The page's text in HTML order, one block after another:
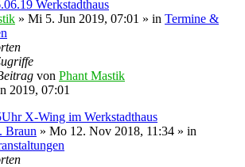
Werkstadthaus
» Mi 5. Jun 2019, 07:01 » in Termine &
von Phant Mastik
2019, 07:01
X-Wing im Werkstadthaus
Braun » Mo 12. Nov 2018, 11:34 » in